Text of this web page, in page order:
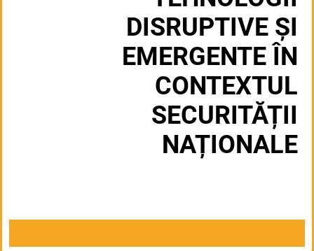
DISRUPTIVE ȘI
EMERGENTE ÎN
CONTEXTUL
SECURITĂȚII
NAȚIONALE